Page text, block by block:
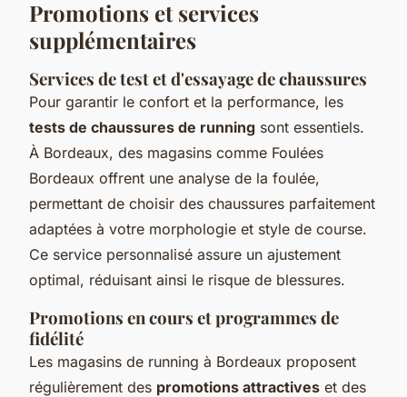
Promotions et services
supplémentaires
Services de test et d'essayage de chaussures
Pour garantir le confort et la performance, les
tests de chaussures de running sont essentiels.
À Bordeaux, des magasins comme Foulées
Bordeaux offrent une analyse de la foulée,
permettant de choisir des chaussures parfaitement
adaptées à votre morphologie et style de course.
Ce service personnalisé assure un ajustement
optimal, réduisant ainsi le risque de blessures.
Promotions en cours et programmes de
fidélité
Les magasins de running à Bordeaux proposent
régulièrement des promotions attractives et des